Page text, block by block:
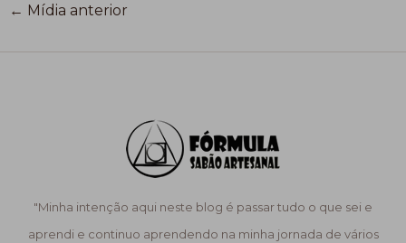
← Mídia anterior
"Minha intenção aqui neste blog é passar tudo o que sei e
aprendi e continuo aprendendo na minha jornada de vários